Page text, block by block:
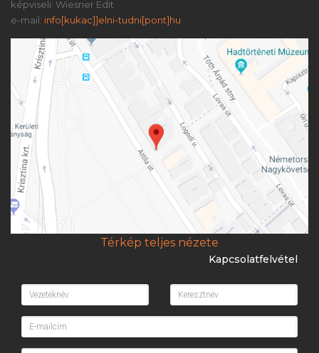
képviseli: Wiesner Edit
e-mail: info[kukac]]elni-tudni[pont]hu
Térkép teljes nézete
Kapcsolatfelvétel